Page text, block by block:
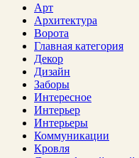
Арт
Архитектура
Ворота
Главная категория
Декор
Дизайн
Заборы
Интересное
Интерьер
Интерьеры
Коммуникации
Кровля